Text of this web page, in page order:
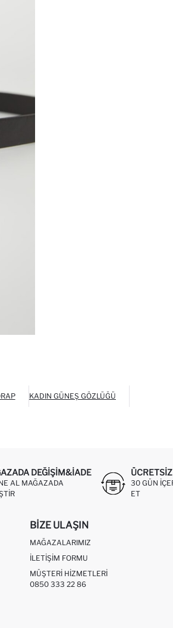
KADIN GÜNEŞ GÖZLÜĞÜ
DEĞIŞIM&İADE
AL MAĞAZADA
30 GÜN
ET
BIZE ULAŞIN
MAĞAZALARIMIZ
İLETIŞIM FORMU
MÜŞTERI HIZMETLERI
0850 333 22 86